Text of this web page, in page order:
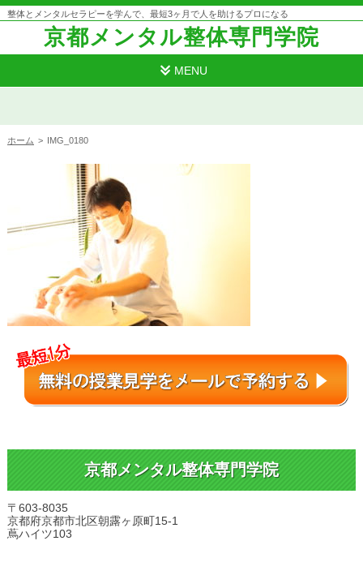
整体とメンタルセラピーを学んで、最短3ヶ月で人を助けるプロになる
京都メンタル整体専門学院
MENU
ホーム > IMG_0180
京都メンタル整体専門学院
〒603-8035
京都府京都市北区朝露ヶ原町15-1
蔦ハイツ103